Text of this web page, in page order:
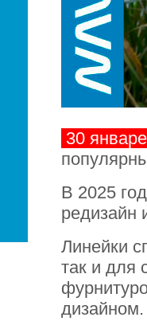
30
В 2025
редизайн
Линейки
так и для
дизайном.